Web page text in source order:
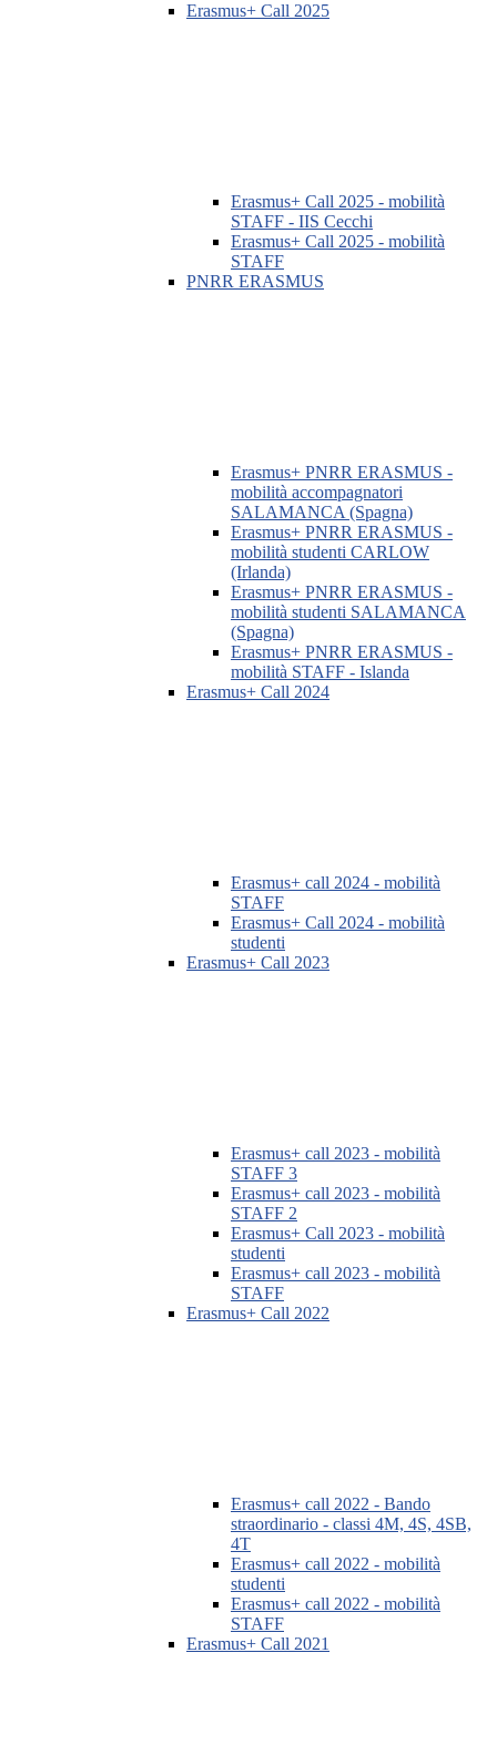
Erasmus+ Call 2025
Erasmus+ Call 2025 - mobilità
STAFF - IIS Cecchi
Erasmus+ Call 2025 - mobilità
STAFF
PNRR ERASMUS
Erasmus+ PNRR ERASMUS -
mobilità accompagnatori
SALAMANCA (Spagna)
Erasmus+ PNRR ERASMUS -
mobilità studenti CARLOW
(Irlanda)
Erasmus+ PNRR ERASMUS -
mobilità studenti SALAMANCA
(Spagna)
Erasmus+ PNRR ERASMUS -
mobilità STAFF - Islanda
Erasmus+ Call 2024
Erasmus+ call 2024 - mobilità
STAFF
Erasmus+ Call 2024 - mobilità
studenti
Erasmus+ Call 2023
Erasmus+ call 2023 - mobilità
STAFF 3
Erasmus+ call 2023 - mobilità
STAFF 2
Erasmus+ Call 2023 - mobilità
studenti
Erasmus+ call 2023 - mobilità
STAFF
Erasmus+ Call 2022
Erasmus+ call 2022 - Bando
straordinario - classi 4M, 4S, 4SB,
4T
Erasmus+ call 2022 - mobilità
studenti
Erasmus+ call 2022 - mobilità
STAFF
Erasmus+ Call 2021